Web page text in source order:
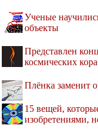
Ученые
объекты
Представлен
космических
Плёнка заменит
15 вещей,
изобретениями,